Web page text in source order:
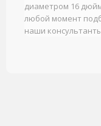
диаметром 16
любой момент
наши